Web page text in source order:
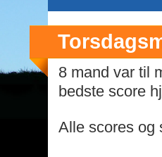
8 mand var til
bedste score
Alle scores og